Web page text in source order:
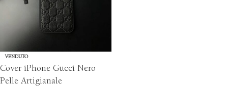
VENDUTO
Cover iPhone Gucci Nero
Pelle Artigianale